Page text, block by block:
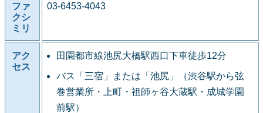
ファ
クシ
ミリ
03-6453-4043
アク
セス
田園都市線池尻大橋駅西口下車徒歩12分
バス「三宿」または「池尻」（渋谷駅から弦
巻営業所・上町・祖師ヶ谷大蔵駅・成城学園
前駅）